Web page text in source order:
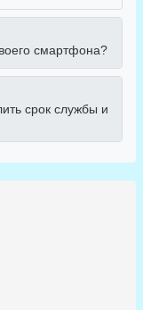
смартфона?
срок службы и